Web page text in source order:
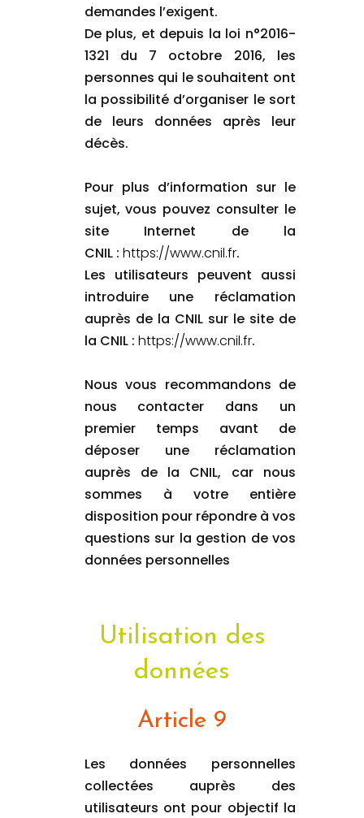
demandes l’exigent.
De plus, et depuis la loi n°2016-
1321 du 7 octobre 2016, les
personnes qui le souhaitent ont
la possibilité d’organiser le sort
de leurs données après leur
décès.
Pour plus d’information sur le
sujet, vous pouvez consulter le
site Internet de la
CNIL : https://www.cnil.fr.
Les utilisateurs peuvent aussi
introduire une réclamation
auprès de la CNIL sur le site de
la CNIL : https://www.cnil.fr.
Nous vous recommandons de
nous contacter dans un
premier temps avant de
déposer une réclamation
auprès de la CNIL, car nous
sommes à votre entière
disposition pour répondre à vos
questions sur la gestion de vos
données personnelles
Utilisation des
données
Article 9
Les données personnelles
collectées auprès des
utilisateurs ont pour objectif la